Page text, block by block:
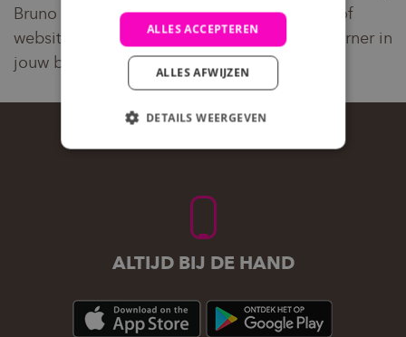
Bruno Foodcorner. Bestel online via de app of
website of haal hem af bij een Bruno Foodcorner in
jouw buurt!
ALTIJD BIJ DE HAND
ALLES ACCEPTEREN
ALLES AFWIJZEN
DETAILS WEERGEVEN